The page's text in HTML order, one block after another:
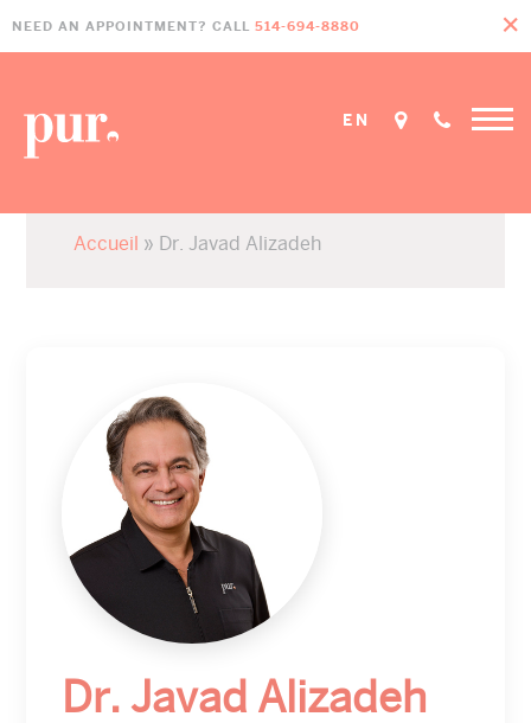
to
to
toNEED AN APPOINTMENT? CALL 514-694-8880
EN
Accueil » Dr. Javad Alizadeh
Dr. Javad Alizadeh